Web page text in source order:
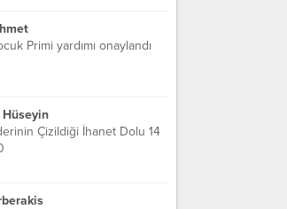
Primi yardımı onaylandı
Hüseyin
Çizildiği İhanet Dolu 14